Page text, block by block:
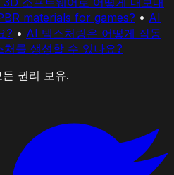
materials for games? • AI
? • AI 텍스처링은 어떻게 작동
를 생성할 수 있나요?
권리 보유.